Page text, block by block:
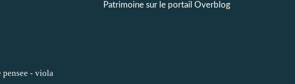
Patrimoine sur le portail Overblog